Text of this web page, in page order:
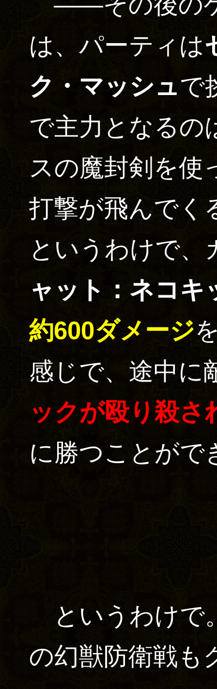
は、パーティは
ク・マッシュで
で主力となるの
スの魔封剣を使
打撃が飛んでく
というわけで、
ャット：ネコキ
約600ダメージ
感じで、途中に
ックが殴り殺さ
に勝つことがで
というわけで
の幻獣防衛戦も